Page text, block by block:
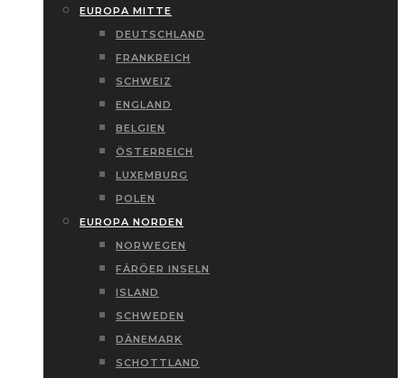
EUROPA MITTE
DEUTSCHLAND
FRANKREICH
SCHWEIZ
ENGLAND
BELGIEN
ÖSTERREICH
LUXEMBURG
POLEN
EUROPA NORDEN
NORWEGEN
FÄRÖER INSELN
ISLAND
SCHWEDEN
DÄNEMARK
SCHOTTLAND